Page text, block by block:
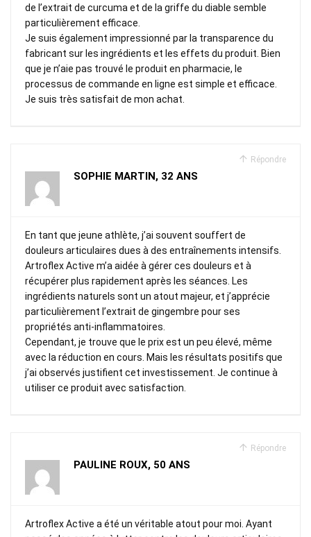
de l’extrait de curcuma et de la griffe du diable semble
particulièrement efficace.
Je suis également impressionné par la transparence du
fabricant sur les ingrédients et les effets du produit. Bien
que je n’aie pas trouvé le produit en pharmacie, le
processus de commande en ligne est simple et efficace.
Je suis très satisfait de mon achat.
Répondre
SOPHIE MARTIN, 32 ANS
En tant que jeune athlète, j’ai souvent souffert de
douleurs articulaires dues à des entraînements intensifs.
Artroflex Active m’a aidée à gérer ces douleurs et à
récupérer plus rapidement après les séances. Les
ingrédients naturels sont un atout majeur, et j’apprécie
particulièrement l’extrait de gingembre pour ses
propriétés anti-inflammatoires.
Cependant, je trouve que le prix est un peu élevé, même
avec la réduction en cours. Mais les résultats positifs que
j’ai observés justifient cet investissement. Je continue à
utiliser ce produit avec satisfaction.
Répondre
PAULINE ROUX, 50 ANS
Artroflex Active a été un véritable atout pour moi. Ayant